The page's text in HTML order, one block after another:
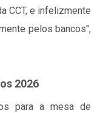
CCT, e infelizmente
pelos bancos",
2026
para a mesa de